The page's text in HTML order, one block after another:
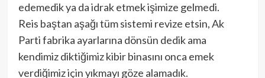
edemedik ya da idrak etmek işimize gelmedi.
Reis baştan aşağı tüm sistemi revize etsin, Ak
Parti fabrika ayarlarına dönsün dedik ama
kendimiz diktiğimiz kibir binasını onca emek
verdiğimiz için yıkmayı göze alamadık.